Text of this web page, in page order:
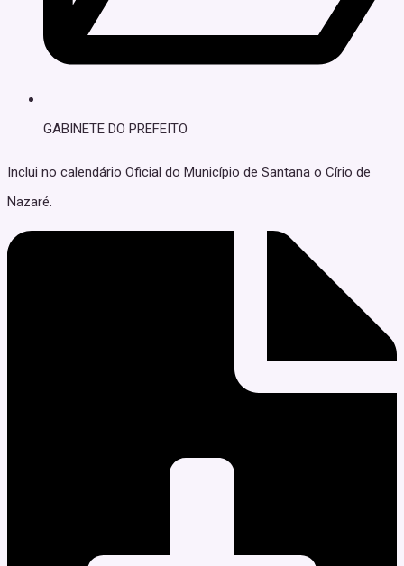
GABINETE DO PREFEITO
Inclui no calendário Oficial do Município de Santana o Círio de
Nazaré.